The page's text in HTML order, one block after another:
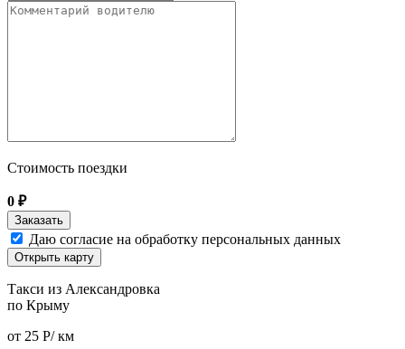
Стоимость поездки
0 ₽
Даю согласие на обработку персональных данных
Открыть карту
Такси из Александровка
по Крыму
от 25 Р/ км